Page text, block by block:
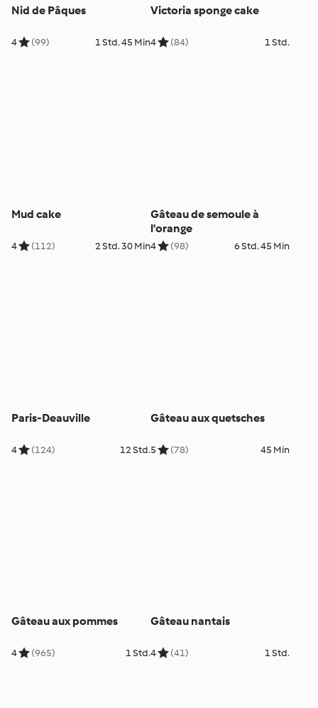
Nid de Pâques
4 (99) 1 Std. 45 Min
Victoria sponge cake
4 (84) 1 Std.
Mud cake
4 (112) 2 Std. 30 Min
Gâteau de semoule à
l'orange
4 (98) 6 Std. 45 Min
Paris-Deauville
4 (124) 12 Std.
Gâteau aux quetsches
5 (78) 45 Min
Gâteau aux pommes
4 (965) 1 Std.
Gâteau nantais
4 (41) 1 Std.